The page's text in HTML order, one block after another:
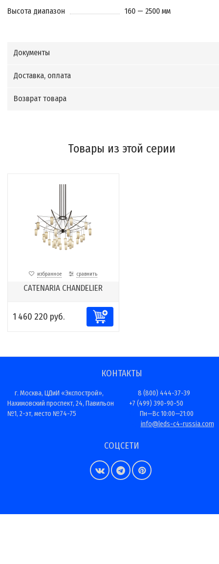
Высота диапазон
160 — 2500 мм
Документы
Доставка, оплата
Возврат товара
Товары из этой серии
избранное сравнить
CATENARIA CHANDELIER
1 460 220 руб.
КОНТАКТЫ
г. Москва, ЦДиИ «Экспострой»,
Нахимовский проспект, 24, Павильон
№1, 2-эт, место №74-75
8 (800) 444-37-39
+7 (499) 390-90-50
Пн—Вс 10:00—21:00
info@leds-c4-russia.com
СОЦСЕТИ